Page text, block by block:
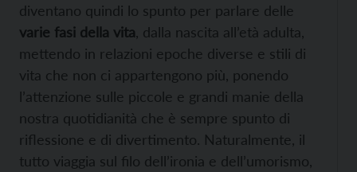
diventano quindi lo spunto per parlare delle
varie fasi della vita , dalla nascita all’età adulta,
mettendo in relazioni epoche diverse e stili di
vita che non ci appartengono più, ponendo
l’attenzione sulle piccole e grandi manie della
nostra quotidianità che è sempre spunto di
riflessione e di divertimento. Naturalmente, il
tutto viaggia sul filo dell’ironia e dell’umorismo,